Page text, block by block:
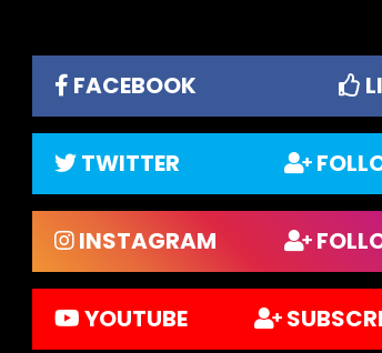
FACEBOOK
TWITTER
INSTAGRAM
YOUTUBE